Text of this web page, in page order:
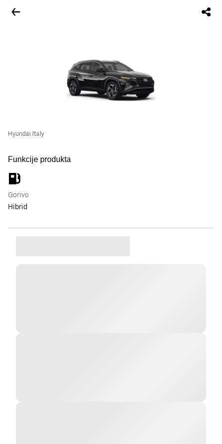
Hyundai Italy
Funkcije produkta
Gorivo
Hibrid